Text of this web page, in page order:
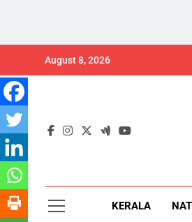
content
August 8, 2026
KERALA